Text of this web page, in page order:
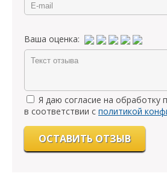
Ваша оценка:
Я даю согласие на обработку
в соответствии с политикой